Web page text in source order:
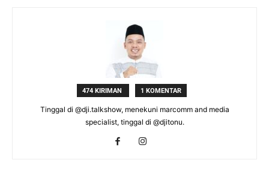
474 KIRIMAN 1 KOMENTAR
Tinggal di @dji.talkshow, menekuni marcomm and media
specialist, tinggal di @djitonu.